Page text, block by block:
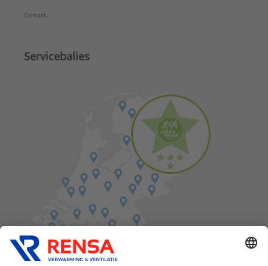
Contact
Servicebalies